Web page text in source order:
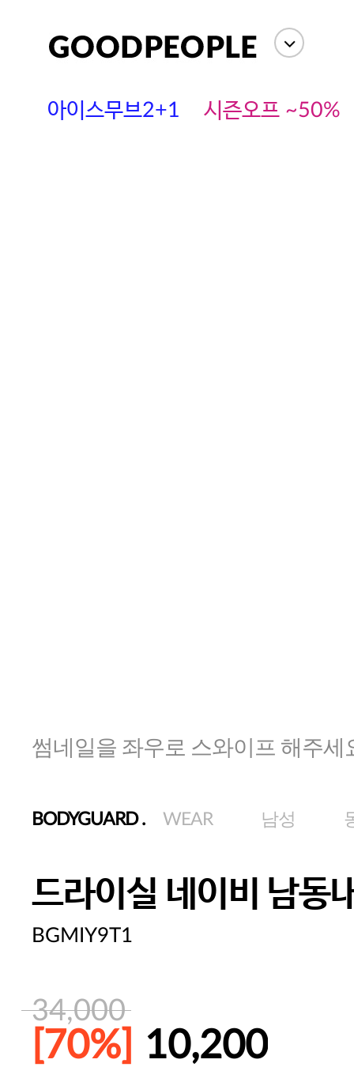
아이스무브2+1 시즌오프 ~50%
썸네일을 좌우로 스와이프 해주세
BODYGUARD. WEAR 남성
드라이실 네이비 남동
BGMIY9T1
34,000
[70%] 10,200